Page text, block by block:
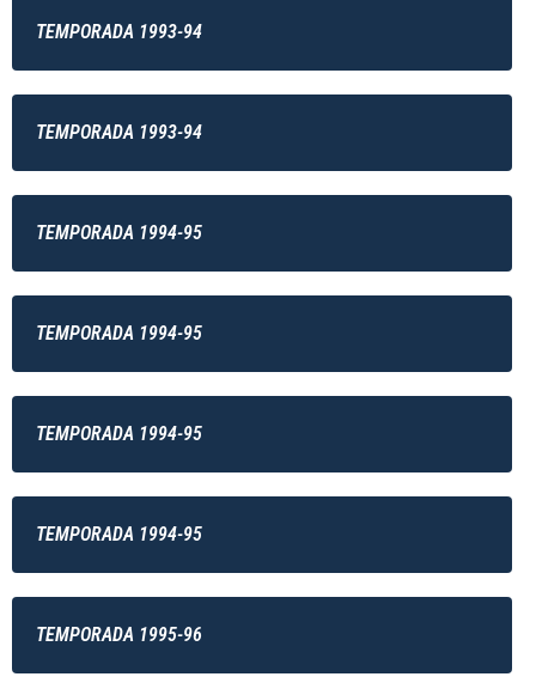
TEMPORADA 1993-94
TEMPORADA 1993-94
TEMPORADA 1994-95
TEMPORADA 1994-95
TEMPORADA 1994-95
TEMPORADA 1994-95
TEMPORADA 1995-96